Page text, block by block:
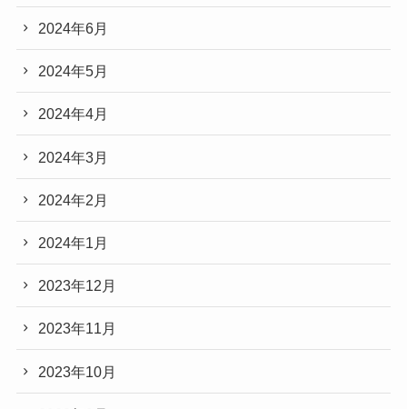
2024年6月
2024年5月
2024年4月
2024年3月
2024年2月
2024年1月
2023年12月
2023年11月
2023年10月